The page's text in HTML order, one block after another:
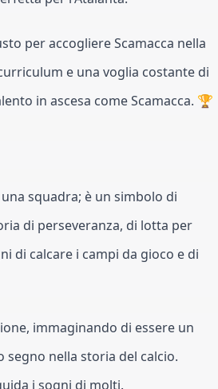
per accogliere Scamacca nella
e una voglia costante di
in ascesa come Scamacca. 🏆
squadra; è un simbolo di
di perseveranza, di lotta per
di calcare i campi da gioco e di
immaginando di essere un
nella storia del calcio.
i sogni di molti.